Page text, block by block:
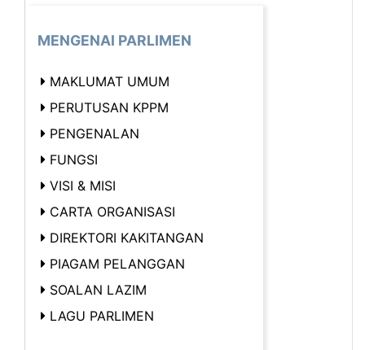
MENGENAI PARLIMEN
MAKLUMAT UMUM
PERUTUSAN KPPM
PENGENALAN
FUNGSI
VISI & MISI
CARTA ORGANISASI
DIREKTORI KAKITANGAN
PIAGAM PELANGGAN
SOALAN LAZIM
LAGU PARLIMEN